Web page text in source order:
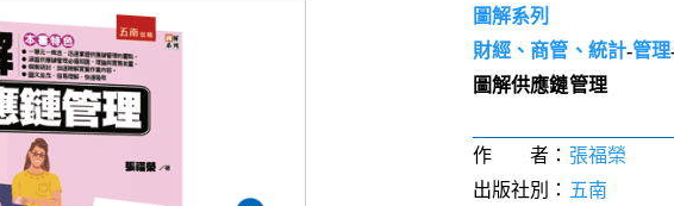
圖解系列
財經、商管、統計-管理
圖解供應鏈管理
作 者： 張福榮
出版社別： 五南